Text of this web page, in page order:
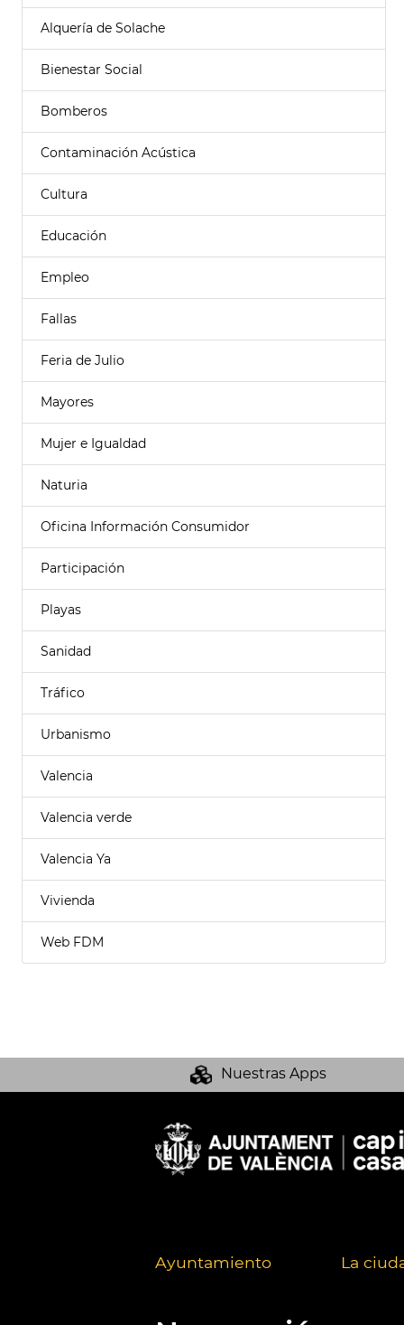
Alquería de Solache
Bienestar Social
Bomberos
Contaminación Acústica
Cultura
Educación
Empleo
Fallas
Feria de Julio
Mayores
Mujer e Igualdad
Naturia
Oficina Información Consumidor
Participación
Playas
Sanidad
Tráfico
Urbanismo
Valencia
Valencia verde
Valencia Ya
Vivienda
Web FDM
Nuestras Apps
Ayuntamiento La